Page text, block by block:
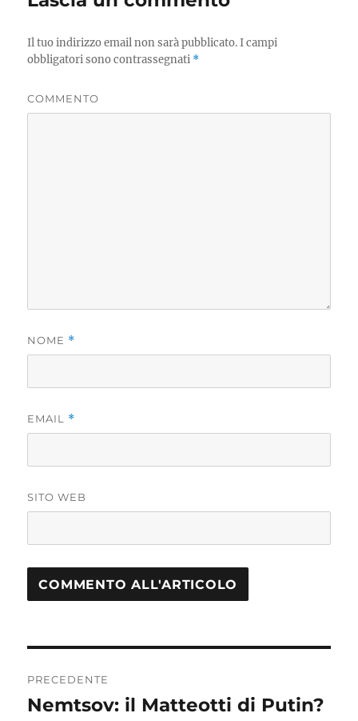
Il tuo indirizzo email non sarà pubblicato.I campi
obbligatori sono contrassegnati *
COMMENTO
NOME *
EMAIL *
SITO WEB
articoli
PRECEDENTE
Articolo
Nemtsov: il Matteotti di Putin?